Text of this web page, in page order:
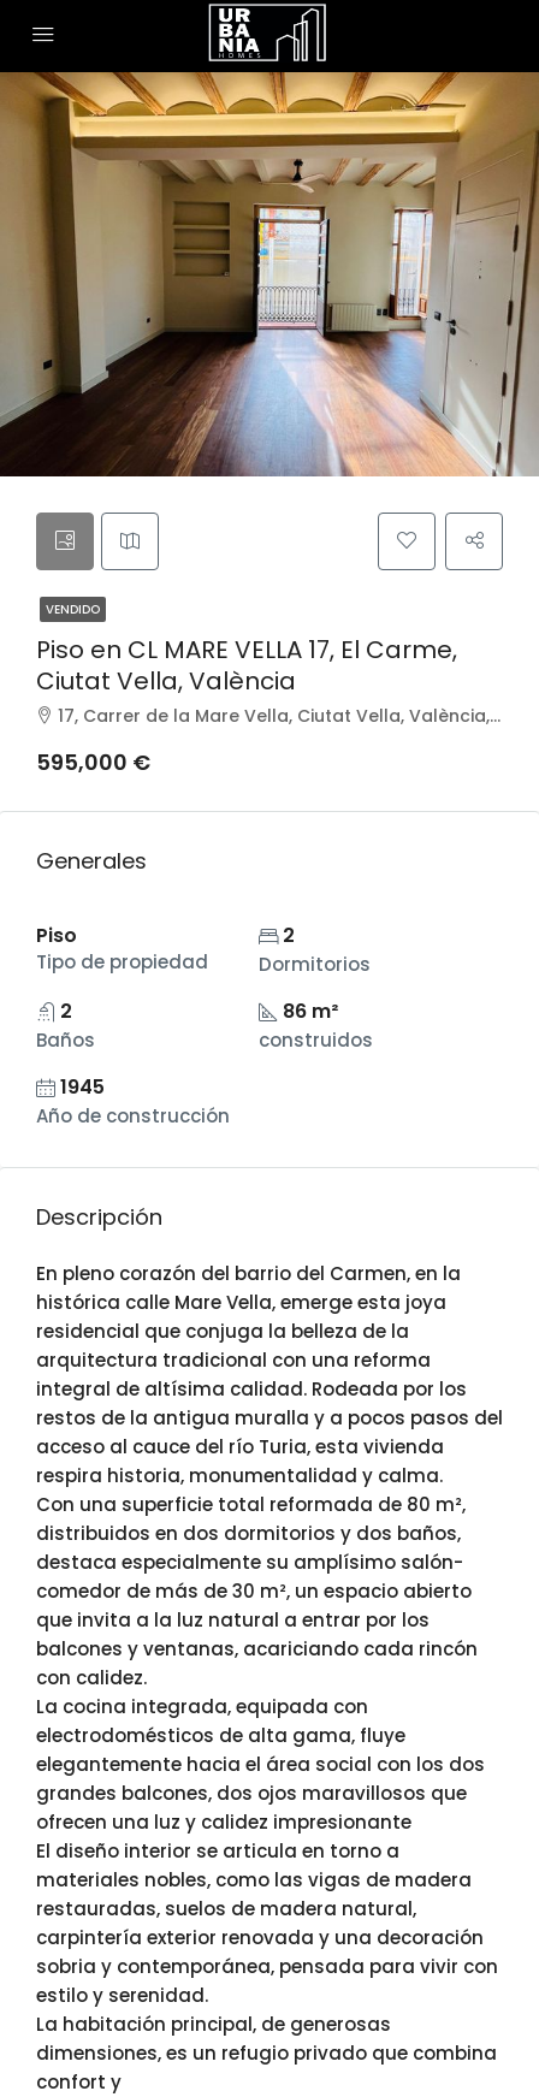
VENDIDO
Piso en CL MARE VELLA 17, El Carme,
Ciutat Vella, València
17, Carrer de la Mare Vella, Ciutat Vella, València, Comarca de València, València / Valencia, Comunitat Valenciana, 46003, España
595,000 €
Generales
Piso
Tipo de propiedad
2
Dormitorios
2
Baños
86 m²
construidos
1945
Año de construcción
Descripción
En pleno corazón del barrio del Carmen, en la
histórica calle Mare Vella, emerge esta joya
residencial que conjuga la belleza de la
arquitectura tradicional con una reforma
integral de altísima calidad. Rodeada por los
restos de la antigua muralla y a pocos pasos del
acceso al cauce del río Turia, esta vivienda
respira historia, monumentalidad y calma.
Con una superficie total reformada de 80 m²,
distribuidos en dos dormitorios y dos baños,
destaca especialmente su amplísimo salón-
comedor de más de 30 m², un espacio abierto
que invita a la luz natural a entrar por los
balcones y ventanas, acariciando cada rincón
con calidez.
La cocina integrada, equipada con
electrodomésticos de alta gama, fluye
elegantemente hacia el área social con los dos
grandes balcones, dos ojos maravillosos que
ofrecen una luz y calidez impresionante
El diseño interior se articula en torno a
materiales nobles, como las vigas de madera
restauradas, suelos de madera natural,
carpintería exterior renovada y una decoración
sobria y contemporánea, pensada para vivir con
estilo y serenidad.
La habitación principal, de generosas
dimensiones, es un refugio privado que combina
confort y